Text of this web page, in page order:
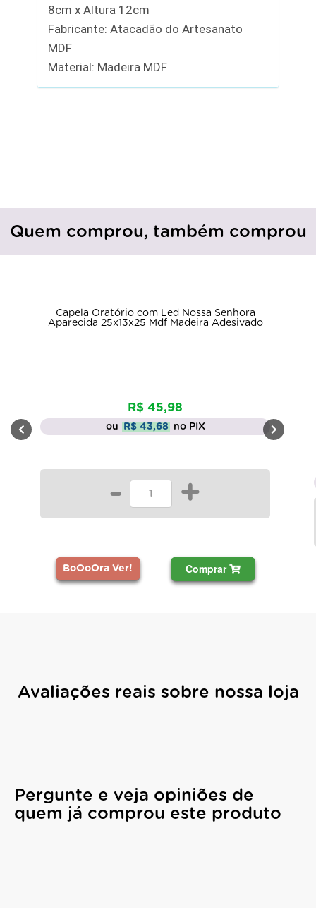
8cm x Altura 12cm
Fabricante: Atacadão do Artesanato
MDF
Material: Madeira MDF
Quem comprou, também comprou
Capela Oratório com Led Nossa Senhora
Aparecida 25x13x25 Mdf Madeira Adesivado
R$ 45,98
ou R$ 43,68 no PIX
- +
BoOoOra Ver! Comprar
Avaliações reais sobre nossa loja
Pergunte e veja opiniões de
quem já comprou este produto